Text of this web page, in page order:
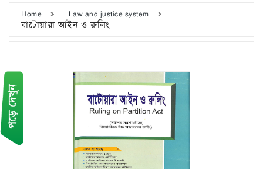
Publication
Combo
Offers
Bangladesh
Gazette
Departmental
Home Law and justice system
বাটোয়ারা আইন ও রুলিং